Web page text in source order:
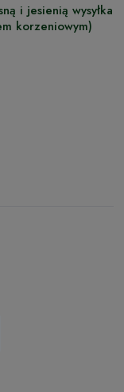
i jesienią wysyłka
korzeniowym)